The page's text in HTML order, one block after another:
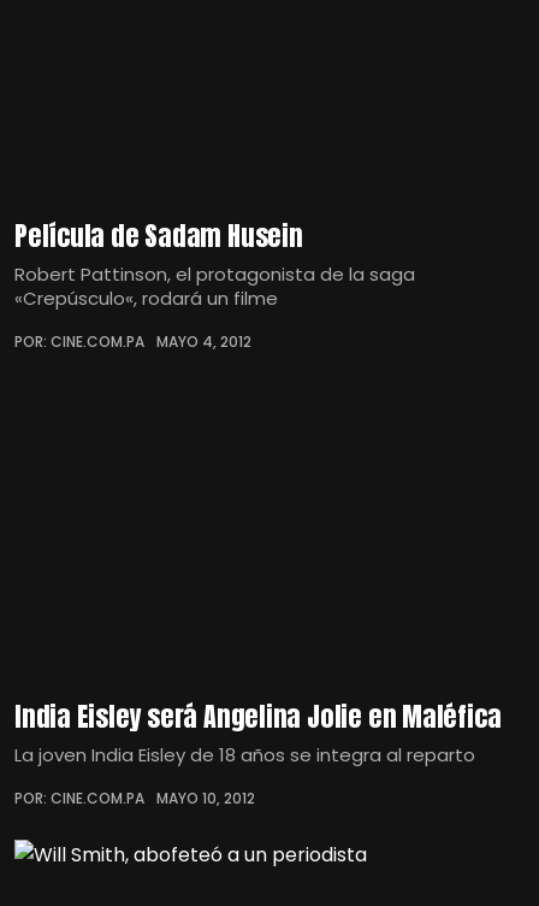
Película de Sadam Husein
Robert Pattinson, el protagonista de la saga
«Crepúsculo«, rodará un filme
POR: CINE.COM.PA MAYO 4, 2012
India Eisley será Angelina Jolie en Maléfica
La joven India Eisley de 18 años se integra al reparto
POR: CINE.COM.PA MAYO 10, 2012